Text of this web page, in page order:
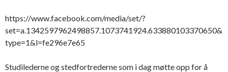
https://www.facebook.com/media/set/?
set=a.1342597962498857.1073741924.633880103370650&
type=1&l=fe296e7e65
Studilederne og stedfortrederne som i dag møtte opp for å